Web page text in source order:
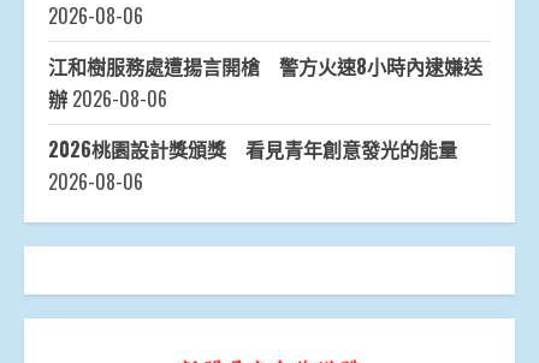
2026-08-06
江和樹服務處遭揚言開槍 警方火速8小時內逮嫌送
辦 2026-08-06
2026桃園設計獎頒獎 看見青年創意發光的能量
2026-08-06